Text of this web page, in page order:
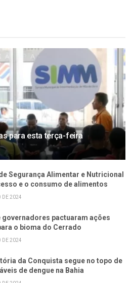
para esta terça-feira
Segurança Alimentar e Nutricional
e o consumo de alimentos
DE 2024
governadores pactuaram ações
o bioma do Cerrado
DE 2024
da Conquista segue no topo de
de dengue na Bahia